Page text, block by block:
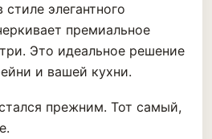
элегантного
премиальное
Это идеальное решение
и вашей кухни.
прежним. Тот самый,